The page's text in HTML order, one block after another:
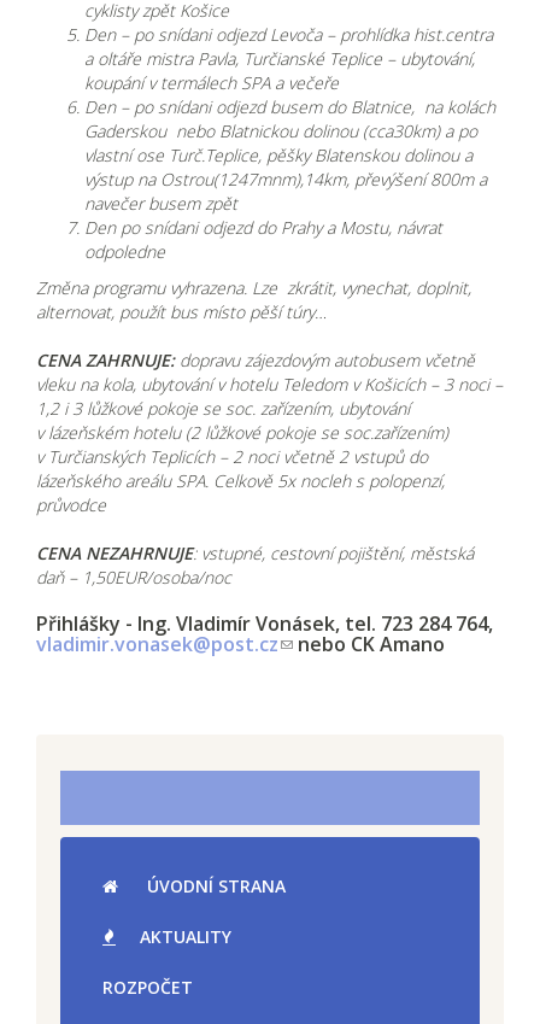
cyklisty zpět Košice
Den – po snídani odjezd Levoča – prohlídka hist.centra
a oltáře mistra Pavla, Turčianské Teplice – ubytování,
koupání v termálech SPA a večeře
Den – po snídani odjezd busem do Blatnice, na kolách
Gaderskou nebo Blatnickou dolinou (cca30km) a po
vlastní ose Turč.Teplice, pěšky Blatenskou dolinou a
výstup na Ostrou(1247mnm),14km, převýšení 800m a
navečer busem zpět
Den po snídani odjezd do Prahy a Mostu, návrat
odpoledne
Změna programu vyhrazena. Lze zkrátit, vynechat, doplnit,
alternovat, použít bus místo pěší túry…
CENA ZAHRNUJE: dopravu zájezdovým autobusem včetně
vleku na kola, ubytování v hotelu Teledom v Košicích – 3 noci –
1,2 i 3 lůžkové pokoje se soc. zařízením, ubytování
v lázeňském hotelu (2 lůžkové pokoje se soc.zařízením)
v Turčianských Teplicích – 2 noci včetně 2 vstupů do
lázeňského areálu SPA. Celkově 5x nocleh s polopenzí,
průvodce
CENA NEZAHRNUJE: vstupné, cestovní pojištění, městská
daň – 1,50EUR/osoba/noc
Přihlášky - Ing. Vladimír Vonásek, tel. 723 284 764,
vladimir.vonasek@post.cz nebo CK Amano
ÚVODNÍ STRANA
AKTUALITY
ROZPOČET